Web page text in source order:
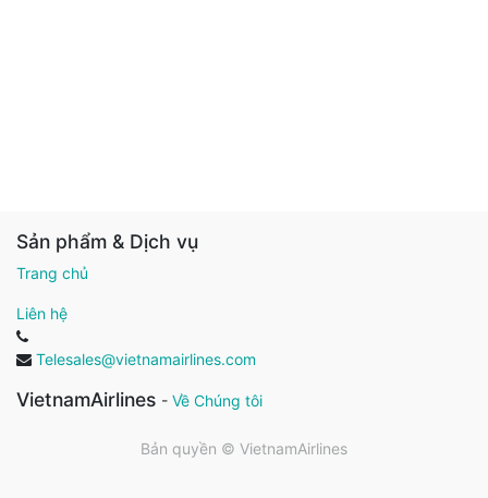
Sản phẩm & Dịch vụ
Trang chủ
Liên hệ
Telesales@vietnamairlines.com
VietnamAirlines - Về Chúng tôi
Bản quyền © VietnamAirlines